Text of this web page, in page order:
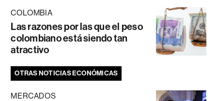
COLOMBIA
Las razones por las que el peso
colombiano está siendo tan
atractivo
OTRAS NOTICIAS ECONÓMICAS
MERCADOS